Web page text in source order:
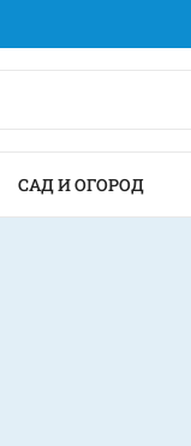
САД И ОГОРОД